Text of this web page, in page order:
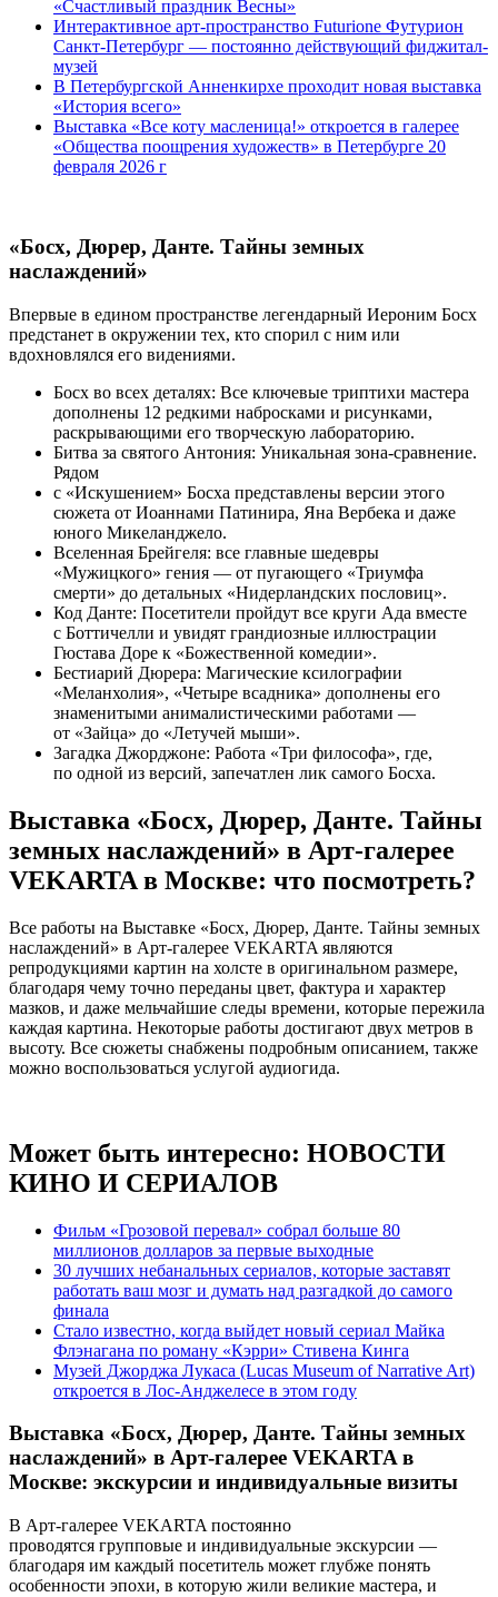
«Счастливый праздник Весны»
Интерактивное арт-пространство Futurione Футурион
Санкт-Петербург — постоянно действующий фиджитал-
музей
В Петербургской Анненкирхе проходит новая выставка
«История всего»
Выставка «Все коту масленица!» откроется в галерее
«Общества поощрения художеств» в Петербурге 20
февраля 2026 г
«Босх, Дюрер, Данте. Тайны земных
наслаждений»
Впервые в едином пространстве легендарный Иероним Босх
предстанет в окружении тех, кто спорил с ним или
вдохновлялся его видениями.
Босх во всех деталях: Все ключевые триптихи мастера
дополнены 12 редкими набросками и рисунками,
раскрывающими его творческую лабораторию.
Битва за святого Антония: Уникальная зона-сравнение.
Рядом
с «Искушением» Босха представлены версии этого
сюжета от Иоаннами Патинира, Яна Вербека и даже
юного Микеланджело.
Вселенная Брейгеля: все главные шедевры
«Мужицкого» гения — от пугающего «Триумфа
смерти» до детальных «Нидерландских пословиц».
Код Данте: Посетители пройдут все круги Ада вместе
с Боттичелли и увидят грандиозные иллюстрации
Гюстава Доре к «Божественной комедии».
Бестиарий Дюрера: Магические ксилографии
«Меланхолия», «Четыре всадника» дополнены его
знаменитыми анималистическими работами —
от «Зайца» до «Летучей мыши».
Загадка Джорджоне: Работа «Три философа», где,
по одной из версий, запечатлен лик самого Босха.
Выставка «Босх, Дюрер, Данте. Тайны
земных наслаждений» в Арт-галерее
VEKARTA в Москве: что посмотреть?
Все работы на Выставке «Босх, Дюрер, Данте. Тайны земных
наслаждений» в Арт-галерее VEKARTA являются
репродукциями картин на холсте в оригинальном размере,
благодаря чему точно переданы цвет, фактура и характер
мазков, и даже мельчайшие следы времени, которые пережила
каждая картина. Некоторые работы достигают двух метров в
высоту. Все сюжеты снабжены подробным описанием, также
можно воспользоваться услугой аудиогида.
Может быть интересно: НОВОСТИ
КИНО И СЕРИАЛОВ
Фильм «Грозовой перевал» собрал больше 80
миллионов долларов за первые выходные
30 лучших небанальных сериалов, которые заставят
работать ваш мозг и думать над разгадкой до самого
финала
Стало известно, когда выйдет новый сериал Майка
Флэнагана по роману «Кэрри» Стивена Кинга
Музей Джорджа Лукаса (Lucas Museum of Narrative Art)
откроется в Лос-Анджелесе в этом году
Выставка «Босх, Дюрер, Данте. Тайны земных
наслаждений» в Арт-галерее VEKARTA в
Москве: экскурсии и индивидуальные визиты
В Арт-галерее VEKARTA постоянно
проводятся групповые и индивидуальные экскурсии —
благодаря им каждый посетитель может глубже понять
особенности эпохи, в которую жили великие мастера, и